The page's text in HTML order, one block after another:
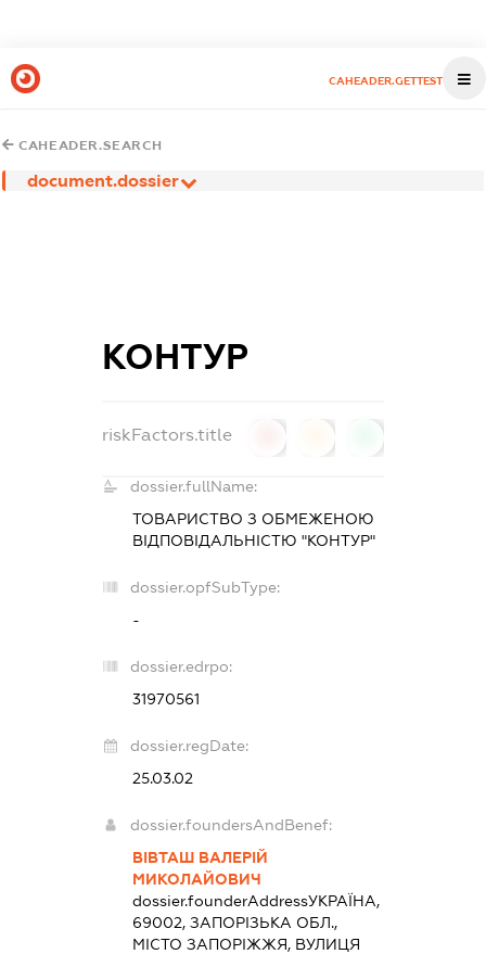
CAHEADER.GETTEST
CAHEADER.SEARCH
document.dossier
КОНТУР
riskFactors.title
dossier.fullName:
ТОВАРИСТВО З ОБМЕЖЕНОЮ
ВІДПОВІДАЛЬНІСТЮ "КОНТУР"
dossier.opfSubType:
-
dossier.edrpo:
31970561
dossier.regDate:
25.03.02
dossier.foundersAndBenef:
ВІВТАШ ВАЛЕРІЙ
МИКОЛАЙОВИЧ
dossier.founderAddressУКРАЇНА,
69002, ЗАПОРІЗЬКА ОБЛ.,
МІСТО ЗАПОРІЖЖЯ, ВУЛИЦЯ